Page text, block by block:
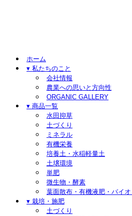
ホーム
▾ 私たちのこと
会社情報
農業への思いと方向性
ORGANIC GALLERY
▾ 商品一覧
水田抑草
土づくり
ミネラル
有機栄養
培養土・水稲軽量土
土壌環境
単肥
微生物・酵素
葉面散布・有機液肥・バイ
▾ 栽培・施肥
土づくり